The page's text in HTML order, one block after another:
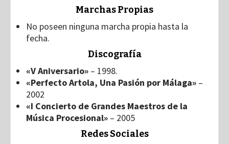
Marchas Propias
No poseen ninguna marcha propia hasta la
fecha.
Discografía
«V Aniversario» – 1998.
«Perfecto Artola, Una Pasión por Málaga» –
2002
«I Concierto de Grandes Maestros de la
Música Procesional» – 2005
Redes Sociales